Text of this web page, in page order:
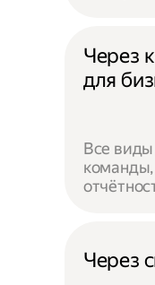
Через
для
Все виды
команды,
Через